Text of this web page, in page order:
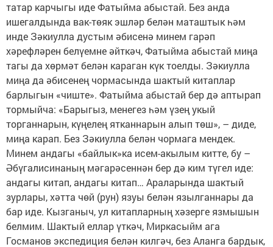
татар карчыгы иде Фатыйма абыстай. Без анда
ишегалдында вак-төяк эшләр белән маташтык һәм
инде Зәкиулла дустым әбисенә минем гарәп
хәрефләрен белүемне әйткәч, Фатыйма абыстай миңа
тагы да хөрмәт белән караган күк тоелды. Зәкиулла
миңа да әбисенең чормасында шактый китаплар
барлыгын «чиште». Фатыйма абыстай бер дә аптырап
тормыйча: «Барыгыз, менегез һәм үзең укый
торганнарын, күңелең ятканнарын алып төш», – диде,
миңа карап. Без Зәкиулла белән чормага мендек.
Минем андагы «байлык»ка исем-акылым китте, бу –
Әбүгалисинаның мәгарәсеннән бер дә ким түгел иде:
андагы китап, андагы китап… Араларында шактый
зурлары, хәтта чөй (рун) язуы белән язылганнары да
бар иде. Кызганыч, ул китапларның хәзерге язмышын
белмим. Шактый еллар үткәч, Миркасыйм ага
Госманов экспедиция белән килгәч, без Аланга бардык,